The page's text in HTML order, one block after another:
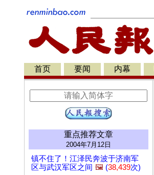
首页 要闻 内幕
重点推荐文章
2004年7月12日
镇不住了！江泽民奔波于济南军
区与武汉军区之间 🖼️ (38,439次)